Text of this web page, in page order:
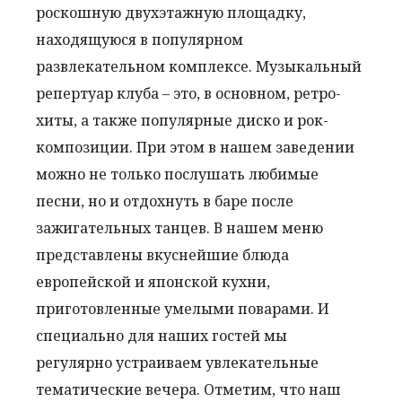
роскошную двухэтажную площадку,
находящуюся в популярном
развлекательном комплексе. Музыкальный
репертуар клуба – это, в основном, ретро-
хиты, а также популярные диско и рок-
композиции. При этом в нашем заведении
можно не только послушать любимые
песни, но и отдохнуть в баре после
зажигательных танцев. В нашем меню
представлены вкуснейшие блюда
европейской и японской кухни,
приготовленные умелыми поварами. И
специально для наших гостей мы
регулярно устраиваем увлекательные
тематические вечера. Отметим, что наш